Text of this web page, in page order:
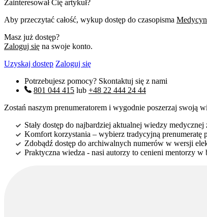
Zainteresował Cię artykuł?
Aby przeczytać całość, wykup dostęp do czasopisma
Masz już dostęp?
Zaloguj się na swoje konto.
Uzyskaj dostęp Zaloguj się
Potrzebujesz pomocy? Skontaktuj się z nami
801 044 415 lub +48 22 444 24 44
Zostań naszym prenumeratorem i wygodnie poszerzaj swoją
Stały dostęp do najbardziej aktualnej wiedzy
Komfort korzystania – wybierz tradycyjną prenumeratę
Zdobądź dostęp do archiwalnych numerów w wersji
Praktyczna wiedza - nasi autorzy to cenieni mentorzy w